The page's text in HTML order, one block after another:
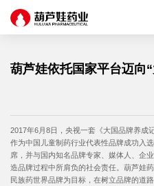
葫芦娃依托国家平台迈向
2017年6月8日，央视一套《大国品牌养成
作为中国儿童制药行业代表性品牌成功入
席，并与国内知名品牌专家、媒体人、企
造品牌过程中所肩负的社会责任。葫芦娃
民族药世界品牌为目标，在树立品牌的道